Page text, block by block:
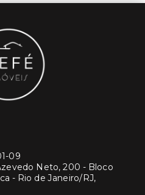
09
Neto, 200 - Bloco
- Rio de Janeiro/RJ,